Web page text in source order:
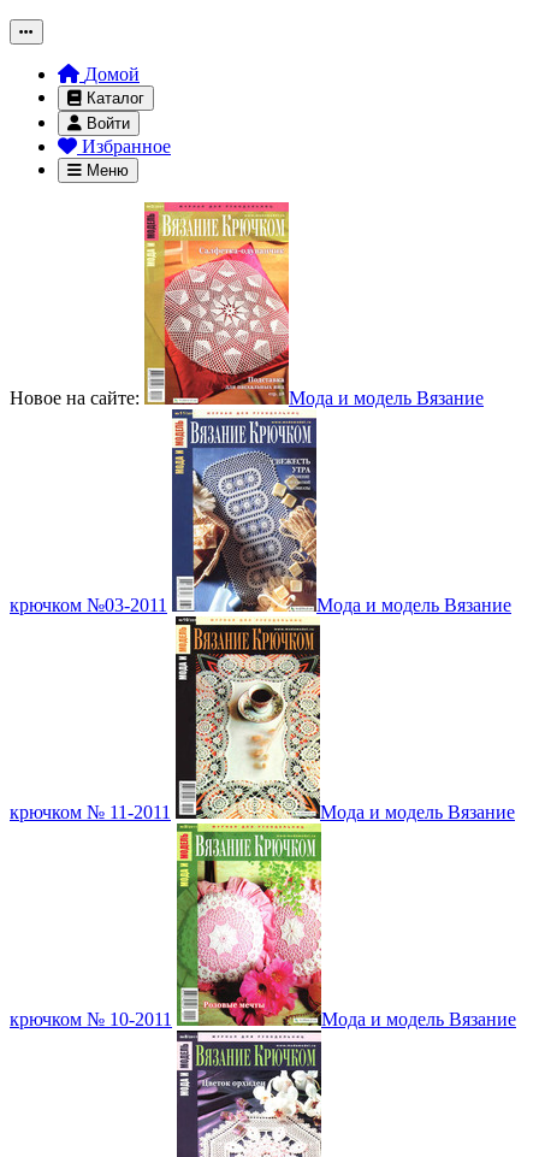
Домой
Каталог
Войти
Избранное
Меню
Новое на сайте: Мода и модель Вязание
крючком №03-2011 Мода и модель Вязание
крючком № 11-2011 Мода и модель Вязание
крючком № 10-2011 Мода и модель Вязание